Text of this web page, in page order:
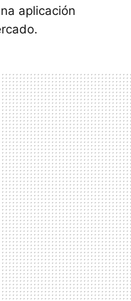
aplicación